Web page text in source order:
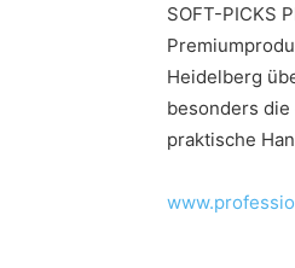
SOFT-PICKS
Heidelberg
besonders
praktische